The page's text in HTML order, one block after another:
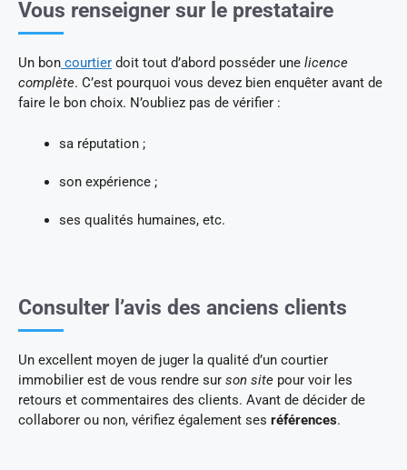
Vous renseigner sur le prestataire
Un bon courtier doit tout d’abord posséder une licence
complète. C’est pourquoi vous devez bien enquêter avant de
faire le bon choix. N’oubliez pas de vérifier :
sa réputation ;
son expérience ;
ses qualités humaines, etc.
Consulter l’avis des anciens clients
Un excellent moyen de juger la qualité d’un courtier
immobilier est de vous rendre sur son site pour voir les
retours et commentaires des clients. Avant de décider de
collaborer ou non, vérifiez également ses références.